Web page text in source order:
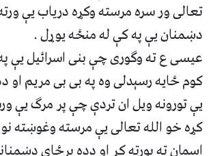
تعالی ور سره مرسته وکړه دریاب یې
دښمنان یې په کې له منځه یوړل .
عیسی ع ته وګوری چې بنی اسرائیل یې
کوم ځایه رسېدلی وه په بی بی مریم او
یې تورونه ویل ان تردې چې پر مرګ یې
کړه خو الله تعالی یې مرسته وغوښته
اسمان ته پورته کړ او دده پرځای